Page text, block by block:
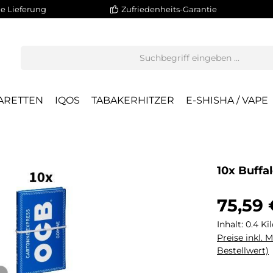
Lieferung Zufriedenheits-Garantie
IQOS TABAKERHITZER E-SHISHA / VAPE
10x
75,59
Inhalt: 0.4
Preise inkl.
Bestellwert)